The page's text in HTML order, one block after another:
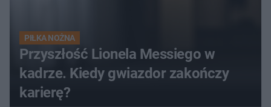
PIŁKA NOŻNA
Przyszłość Lionela Messiego w
kadrze. Kiedy gwiazdor zakończy
karierę?